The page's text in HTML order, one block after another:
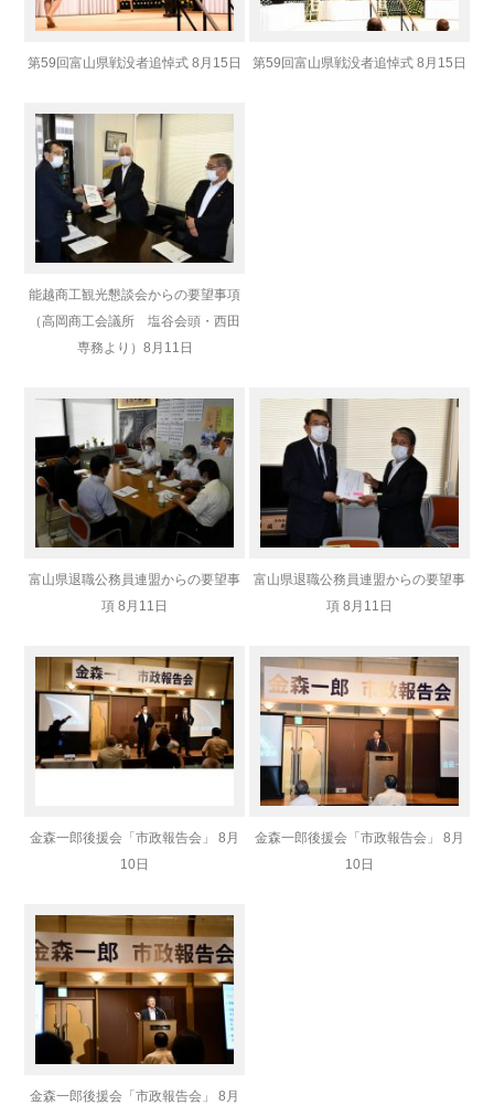
第59回富山県戦没者追悼式 8月15日 第59回富山県戦没者追悼式 8月15日
能越商工観光懇談会からの要望事項
（高岡商工会議所 塩谷会頭・西田
専務より）8月11日
富山県退職公務員連盟からの要望事
項 8月11日
富山県退職公務員連盟からの要望事
項 8月11日
金森一郎後援会「市政報告会」 8月
10日
金森一郎後援会「市政報告会」 8月
10日
金森一郎後援会「市政報告会」 8月